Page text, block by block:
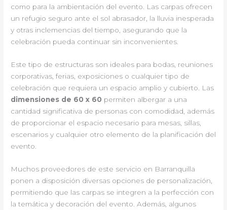
como para la ambientación del evento. Las carpas ofrecen
un refugio seguro ante el sol abrasador, la lluvia inesperada
y otras inclemencias del tiempo, asegurando que la
celebración pueda continuar sin inconvenientes.
Este tipo de estructuras son ideales para bodas, reuniones
corporativas, ferias, exposiciones o cualquier tipo de
celebración que requiera un espacio amplio y cubierto. Las
dimensiones de 60 x 60 permiten albergar a una
cantidad significativa de personas con comodidad, además
de proporcionar el espacio necesario para mesas, sillas,
escenarios y cualquier otro elemento de la planificación del
evento.
Muchos proveedores de este servicio en Barranquilla
ponen a disposición diversas opciones de personalización,
permitiendo que las carpas se integren a la perfección con
la temática y decoración del evento. Además, algunos